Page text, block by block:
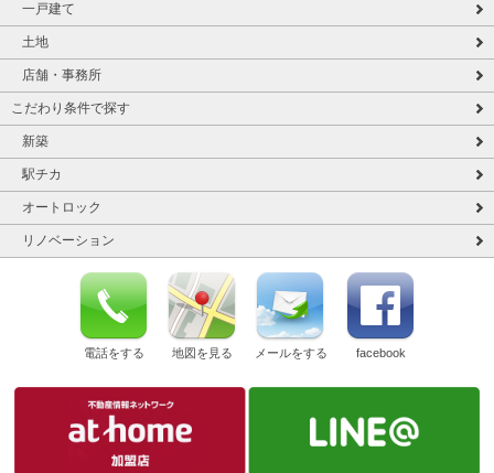
一戸建て
土地
店舗・事務所
こだわり条件で探す
新築
駅チカ
オートロック
リノベーション
電話をする 地図を見る メールをする facebook